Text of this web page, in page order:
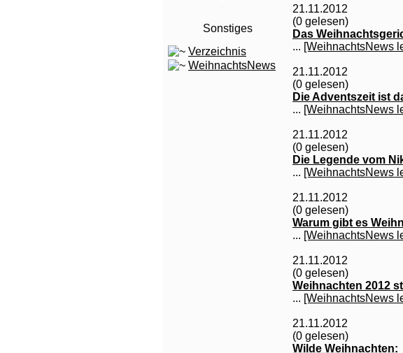
Sonstiges
Verzeichnis
WeihnachtsNews
21.11.2012
(0 gelesen)
Das
... [WeihnachtsNews
21.11.2012
(0 gelesen)
Die Adventszeit ist
... [WeihnachtsNews
21.11.2012
(0 gelesen)
Die Legende vom
... [WeihnachtsNews
21.11.2012
(0 gelesen)
Warum gibt es
... [WeihnachtsNews
21.11.2012
(0 gelesen)
Weihnachten 2012
... [WeihnachtsNews
21.11.2012
(0 gelesen)
Wilde Weihnachten: